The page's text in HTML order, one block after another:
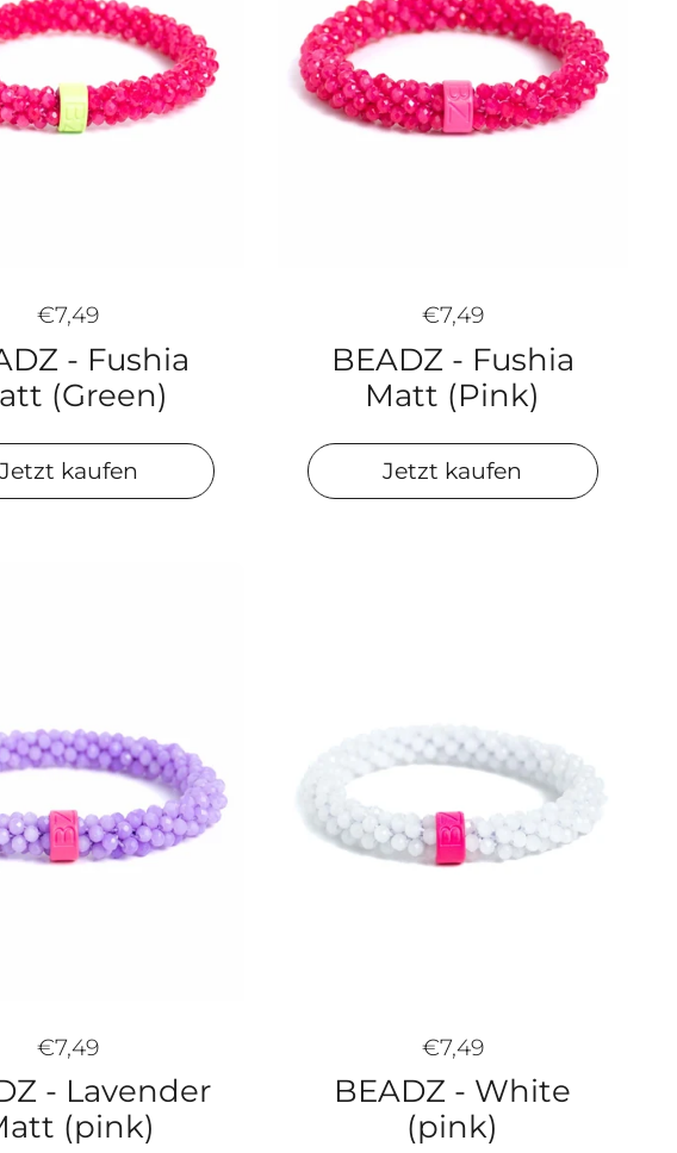
€7,49
- Fushia
(Green)
Jetzt kaufen
€7,49
BEADZ - Fushia
Matt (Pink)
Jetzt kaufen
€7,49
- Lavender
(pink)
€7,49
BEADZ - White
(pink)